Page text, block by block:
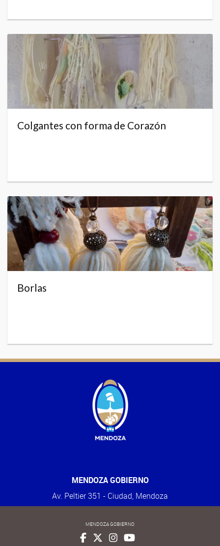
Colgantes con forma de Corazón
Borlas
MENDOZA GOBIERNO
Av. Peltier 351 - Ciudad, Mendoza
MENDOZA GOBIERNO